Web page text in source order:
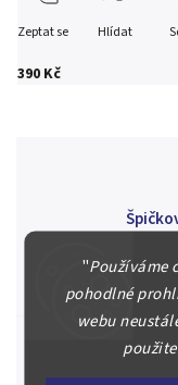
"Používáme
pohodlné
webu
390 Kč
Zeptat se Hlídat
Posoudíme kvalitu
aukci